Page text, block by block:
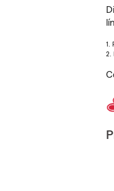
1.
2.